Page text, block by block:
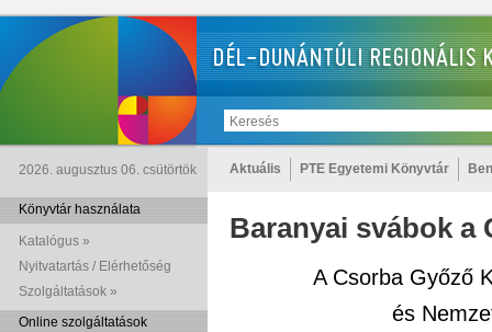
2026. augusztus 06. csütörtök Aktuális PTE Egyetemi Könyvtár
Könyvtár használata
Katalógus »
Nyitvatartás / Elérhetőség
Szolgáltatások »
Online szolgáltatások
Baranyai svábok a
A Csorba Győző
és